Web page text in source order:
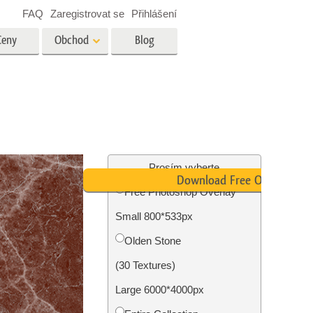
nemovitostí
Foto Obnovení Služby
Obchod Blog
FAQ Zaregistrovat se Přihlášení
Prosím vyberte
Free Photoshop Overlay
Small 800*533px
Olden Stone
(30 Textures)
Large 6000*4000px
Download Free Overlay